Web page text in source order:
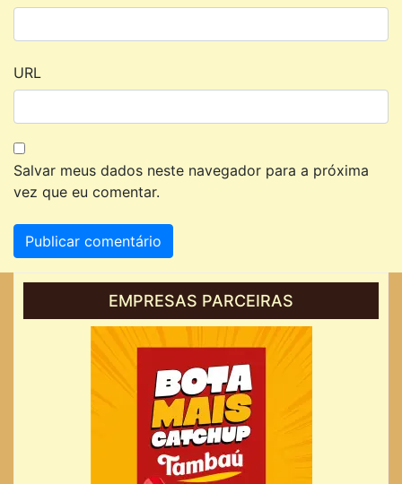
URL
Salvar meus dados neste navegador para a próxima
vez que eu comentar.
EMPRESAS PARCEIRAS